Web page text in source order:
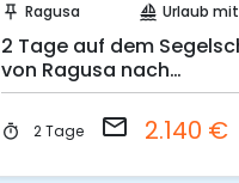
push_pin Ragusa sailing Urlaub mit dem
2 Tage auf dem
von Ragusa nach
Marzamemi
timer 2 Tage email 2.140 €